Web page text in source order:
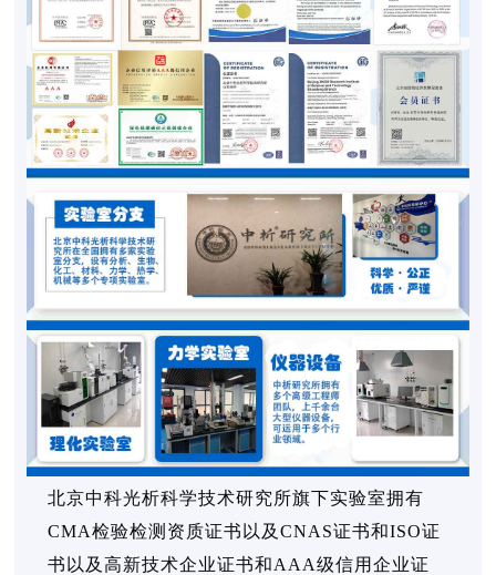
北京中科光析科学技术研究所旗下实验室拥有
CMA检验检测资质证书以及CNAS证书和ISO证
书以及高新技术企业证书和AAA级信用企业证